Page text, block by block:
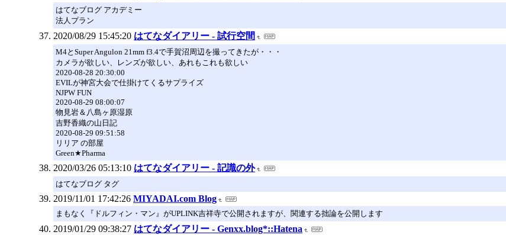
はてなブログ アカデミー
法人プラン
2020/08/29 15:45:20 はてなダイアリー - 試行空間
M4とSuper Angulon 21mm f3.4で手賀沼周辺を撮ってきたが・・・
カメラが欲しい、レンズが欲しい、あれもこれも欲しい
2020-08-28 20:30:00
EVILが神宮大会で仕掛けてくるサプライズ
NJPW FUN
2020-08-29 08:00:07
物見岩＆八島ヶ原湿原
吉野香織の山日記
2020-08-29 09:51:58
リリア の部屋
Green★Pharma
2020/03/26 05:13:10 はてなダイアリー - 記識の外
はてなブログ タグ
2019/11/01 17:42:26 MIYADAI.com Blog
まもなく『ドルフィン・マン』がUPLINK吉祥寺で公開されますが、関連する拙論を公開します
2019/01/29 09:38:27 はてなダイアリー - Genxx.blog*::Hatena